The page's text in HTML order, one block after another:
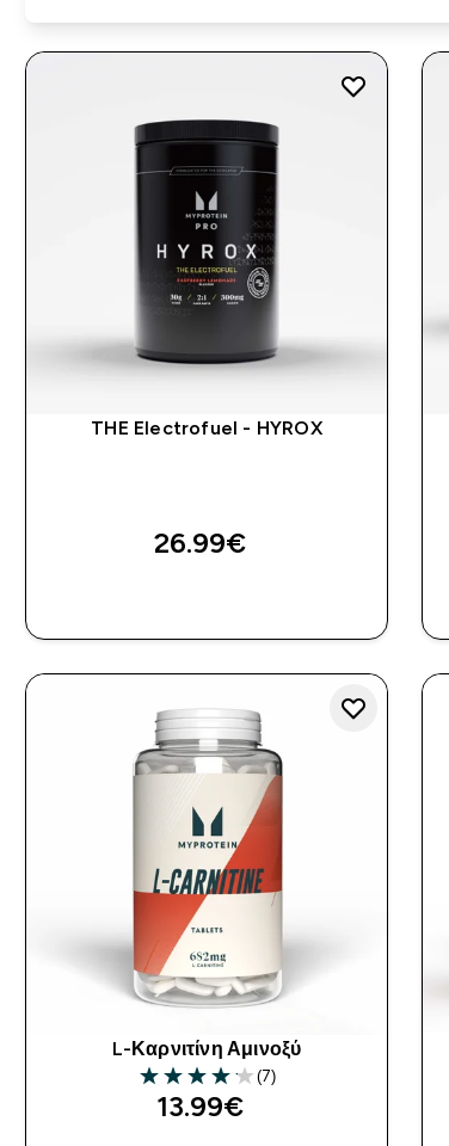
THE Electrofuel - HYROX
26.99€‎
L-Καρνιτίνη Αμινοξύ
4.14 out of 5 stars
(7)
13.99€‎